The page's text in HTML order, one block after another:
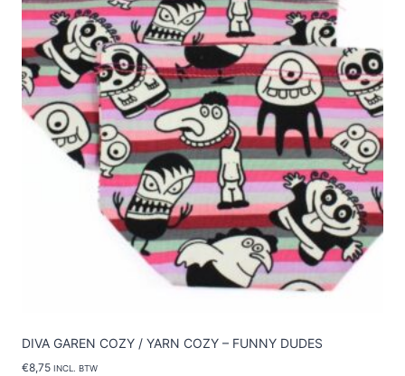
optie
kan
gekozen
worden
op
de
productpagina
DIVA GAREN COZY / YARN COZY – FUNNY DUDES
€8,75 INCL. BTW